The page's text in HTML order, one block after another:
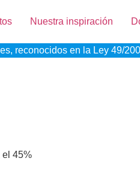
Nuestra inspiración
reconocidos en la Ley 49/
el 45%